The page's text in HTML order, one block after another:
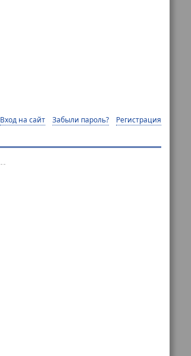
Вход на сайт Забыли пароль? Регистрация